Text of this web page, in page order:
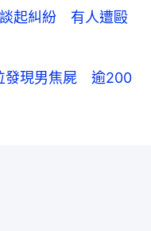
談起糾紛 有人遭毆
發現男焦屍 逾200